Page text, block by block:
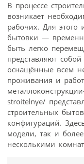
В процессе
возникает
рабочих. Для этого
бытовки —
быть легко
представляют
оснащённые всем
проживания и
stroitelnye/
строительных
конфигураций.
модели, так и
несколькими